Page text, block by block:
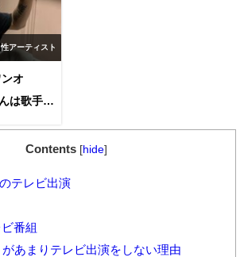
性アーティスト
オ
は歌手ア
た！Contents [hide]
テレビ出演
番組
あまりテレビ出演をしない理由